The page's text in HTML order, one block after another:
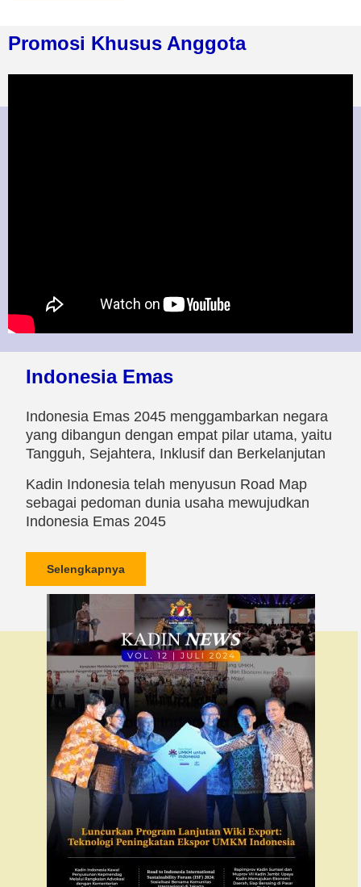
Promosi Khusus Anggota
Indonesia Emas
Indonesia Emas 2045 menggambarkan negara
yang dibangun dengan empat pilar utama, yaitu
Tangguh, Sejahtera, Inklusif dan Berkelanjutan
Kadin Indonesia telah menyusun Road Map
sebagai pedoman dunia usaha mewujudkan
Indonesia Emas 2045
Selengkapnya